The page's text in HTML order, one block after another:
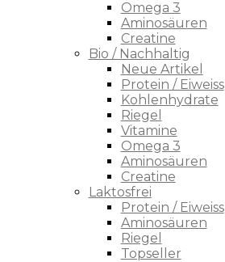
Omega 3
Aminosäuren
Creatine
Bio / Nachhaltig
Neue Artikel
Protein / Eiweiss
Kohlenhydrate
Riegel
Vitamine
Omega 3
Aminosäuren
Creatine
Laktosfrei
Protein / Eiweiss
Aminosäuren
Riegel
Topseller